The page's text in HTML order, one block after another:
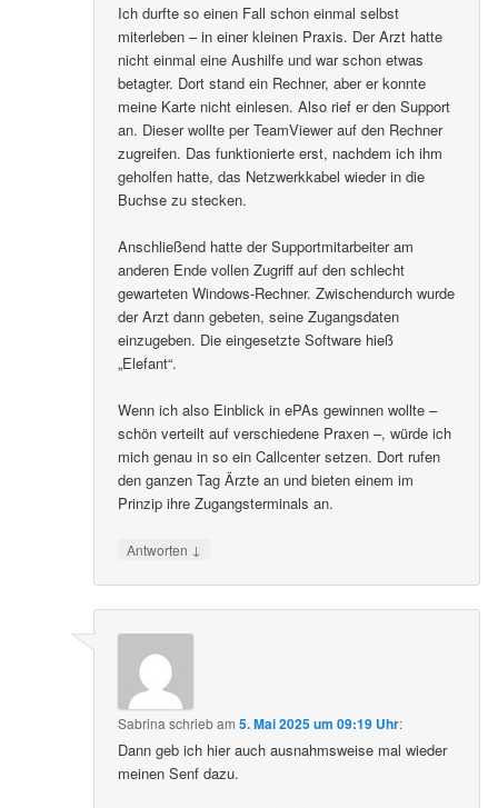
Ich durfte so einen Fall schon einmal selbst
miterleben – in einer kleinen Praxis. Der Arzt hatte
nicht einmal eine Aushilfe und war schon etwas
betagter. Dort stand ein Rechner, aber er konnte
meine Karte nicht einlesen. Also rief er den Support
an. Dieser wollte per TeamViewer auf den Rechner
zugreifen. Das funktionierte erst, nachdem ich ihm
geholfen hatte, das Netzwerkkabel wieder in die
Buchse zu stecken.
Anschließend hatte der Supportmitarbeiter am
anderen Ende vollen Zugriff auf den schlecht
gewarteten Windows-Rechner. Zwischendurch wurde
der Arzt dann gebeten, seine Zugangsdaten
einzugeben. Die eingesetzte Software hieß
„Elefant“.
Wenn ich also Einblick in ePAs gewinnen wollte –
schön verteilt auf verschiedene Praxen –, würde ich
mich genau in so ein Callcenter setzen. Dort rufen
den ganzen Tag Ärzte an und bieten einem im
Prinzip ihre Zugangsterminals an.
Antworten ↓
Sabrinaschriebam5. Mai 2025 um 09:19 Uhr:
Dann geb ich hier auch ausnahmsweise mal wieder
meinen Senf dazu.